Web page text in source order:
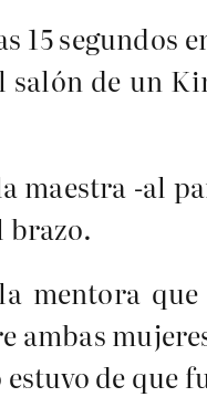
15 segundos
de un
maestra -al
brazo.
mentora
de que